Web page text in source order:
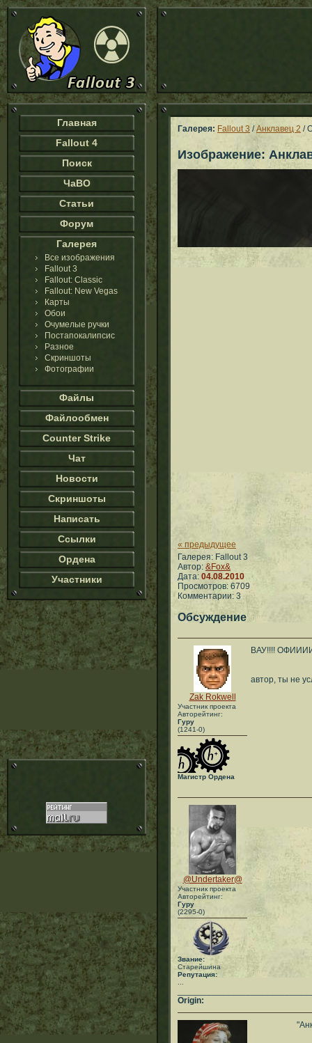
Главная
Fallout 4
Поиск
ЧаВО
Статьи
Форум
Галерея
Все изображения
Fallout 3
Fallout: Classic
Fallout: New Vegas
Карты
Обои
Очумелые ручки
Постапокалипсис
Разное
Скриншоты
Фотографии
Файлы
Файлообмен
Counter Strike
Чат
Новости
Скриншоты
Написать
Ссылки
Ордена
Участники
Галерея: Fallout 3 /Анклавец 2 /
Изображение:
« предыдущее
Галерея: Fallout 3
Автор: &Fox&
Дата: 04.08.2010
Просмотров: 6709
Комментарии: 3
Обсуждение
Zak Rokwell
Участник проекта
Авторейтинг:
Гуру
(1241-0)
Магистр Ордена
ВАУ!!!!
автор, ты не
@Undertaker@
Участник проекта
Авторейтинг:
Гуру
(2295-0)
Звание:
Старейшина
Репутация:
Origin: